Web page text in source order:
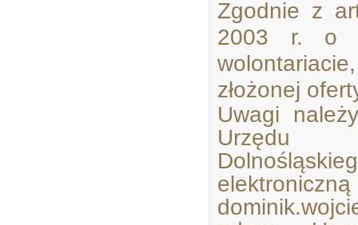
Zgodnie z
2003 r. o
złożonej
Uwagi
Urzędu